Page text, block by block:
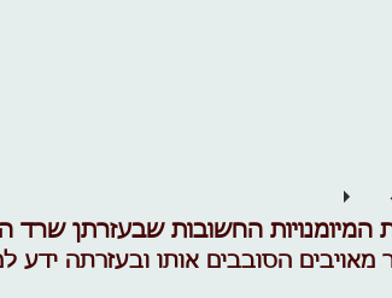
החשובות שבעזרתן שרד
מאויבים הסובבים אותוובעזרתה ידע